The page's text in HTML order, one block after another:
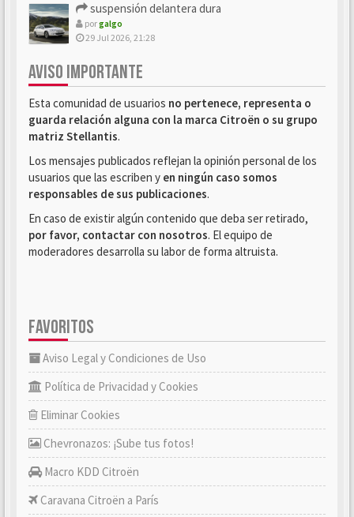
suspensión delantera dura
porgalgo
29 Jul 2026, 21:28
AVISO IMPORTANTE
Esta comunidad de usuarios no pertenece, representa o
guarda relación alguna con la marca Citroën o su grupo
matriz Stellantis.
Los mensajes publicados reflejan la opinión personal de los
usuarios que las escriben y en ningún caso somos
responsables de sus publicaciones.
En caso de existir algún contenido que deba ser retirado,
por favor, contactar con nosotros. El equipo de
moderadores desarrolla su labor de forma altruista.
FAVORITOS
Aviso Legal y Condiciones de Uso
Política de Privacidad y Cookies
Eliminar Cookies
Chevronazos: ¡Sube tus fotos!
Macro KDD Citroën
Caravana Citroën a París